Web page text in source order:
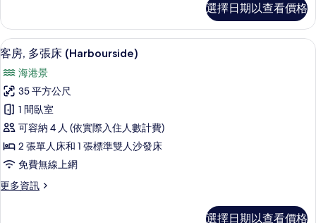
有
相
片
的
詳
情
床
和
1
張
沙
發
床
的
所
有
1
張
特
雙
人
床
和
張
沙
發
的
選擇日期以查看價格
顯
示
客
房,
多
張
床
(Harbourside)
的
客房, 多張床 (Harbourside) | 高級寢
8
客房, 多張床 (Harbourside)
海港景
35 平方公尺
1 間臥室
可容納 4 人 (依實際入住人數計費)
2 張單人床和 1 張標準雙人沙發床
免費無線上網
更多資訊
更
選擇日期以查看價格